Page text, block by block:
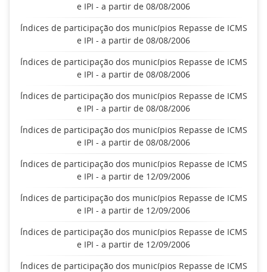
e IPI - a partir de 08/08/2006
Índices de participação dos municípios Repasse de ICMS
e IPI - a partir de 08/08/2006
Índices de participação dos municípios Repasse de ICMS
e IPI - a partir de 08/08/2006
Índices de participação dos municípios Repasse de ICMS
e IPI - a partir de 08/08/2006
Índices de participação dos municípios Repasse de ICMS
e IPI - a partir de 08/08/2006
Índices de participação dos municípios Repasse de ICMS
e IPI - a partir de 12/09/2006
Índices de participação dos municípios Repasse de ICMS
e IPI - a partir de 12/09/2006
Índices de participação dos municípios Repasse de ICMS
e IPI - a partir de 12/09/2006
Índices de participação dos municípios Repasse de ICMS